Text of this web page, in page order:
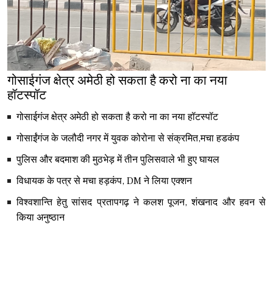
गोसाईगंज क्षेत्र अमेठी हो सकता है करो ना का नया
हॉटस्पॉट
गोसाईगंज क्षेत्र अमेठी हो सकता है करो ना का नया हॉटस्पॉट
गोसाईंगंज के जलौदी नगर में युवक कोरोना से संक्रमित,मचा हडकंप
पुलिस और बदमाश की मुठभेड़ में तीन पुलिसवाले भी हुए घायल
विधायक के पत्र से मचा हड़कंप, DM ने लिया एक्शन
विश्वशान्ति हेतु सांसद प्रतापगढ़ ने कलश पूजन, शंखनाद और हवन से
किया अनुष्ठान